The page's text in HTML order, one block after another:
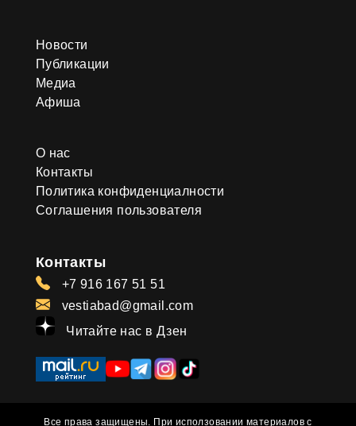
Новости
Публикации
Медиа
Афиша
О нас
Контакты
Политика конфиденциалности
Соглашения пользователя
Контакты
+7 916 167 51 51
vestiabad@gmail.com
Читайте нас в Дзен
Все права защищены. При исползовании материалов с